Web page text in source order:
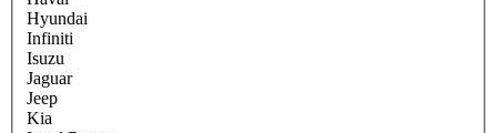
Hyundai
Infiniti
Isuzu
Jaguar
Jeep
Kia